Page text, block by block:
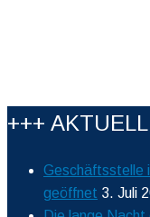
+++
Geschäftsstelle
geöffnet 3. Juli